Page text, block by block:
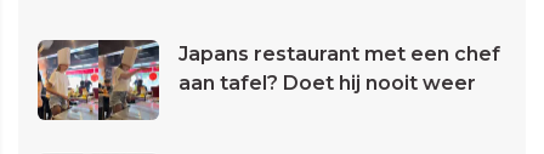
Japans restaurant met een chef
aan tafel? Doet hij nooit weer